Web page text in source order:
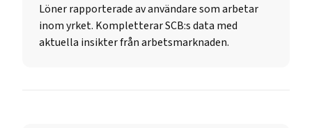
Löner rapporterade av användare som arbetar
inom yrket. Kompletterar SCB:s data med
aktuella insikter från arbetsmarknaden.